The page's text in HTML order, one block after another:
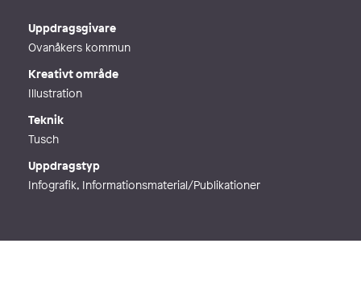
Uppdragsgivare
Ovanåkers kommun
Kreativt område
Illustration
Teknik
Tusch
Uppdragstyp
Infografik, Informationsmaterial/Publikationer